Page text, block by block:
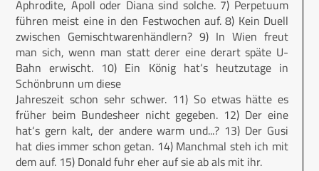
Aphrodite, Apoll oder Diana sind solche. 7) Perpetuum
führen meist eine in den Festwochen auf. 8) Kein Duell
zwischen Gemischtwarenhändlern? 9) In Wien freut
man sich, wenn man statt derer eine derart späte U-
Bahn erwischt. 10) Ein König hat‘s heutzutage in
Schönbrunn um diese
Jahreszeit schon sehr schwer. 11) So etwas hätte es
früher beim Bundesheer nicht gegeben. 12) Der eine
hat‘s gern kalt, der andere warm und...? 13) Der Gusi
hat dies immer schon getan. 14) Manchmal steh ich mit
dem auf. 15) Donald fuhr eher auf sie ab als mit ihr.